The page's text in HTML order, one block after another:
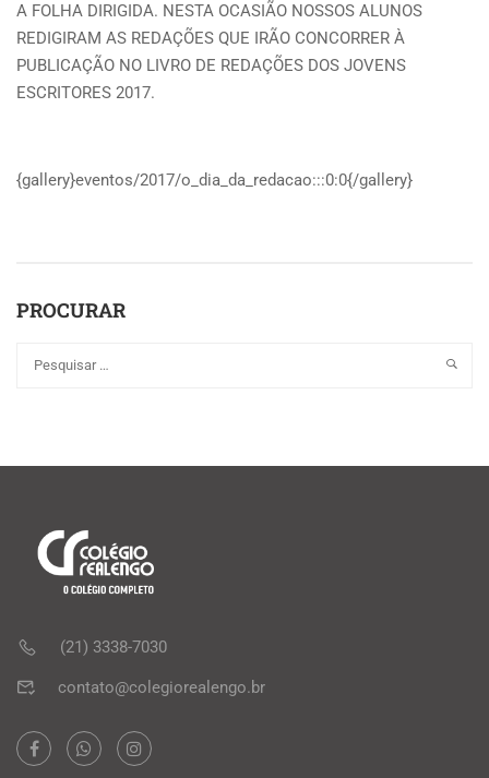
A FOLHA DIRIGIDA. NESTA OCASIÃO NOSSOS ALUNOS
REDIGIRAM AS REDAÇÕES QUE IRÃO CONCORRER À
PUBLICAÇÃO NO LIVRO DE REDAÇÕES DOS JOVENS
ESCRITORES 2017.
{gallery}eventos/2017/o_dia_da_redacao:::0:0{/gallery}
PROCURAR
(21) 3338-7030
contato@colegiorealengo.br